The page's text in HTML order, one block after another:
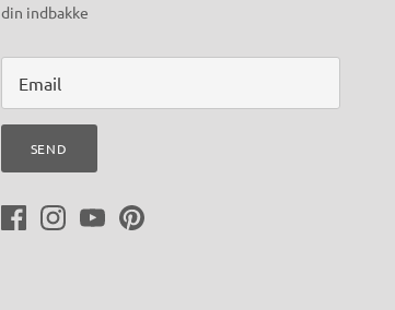
din indbakke
SEND